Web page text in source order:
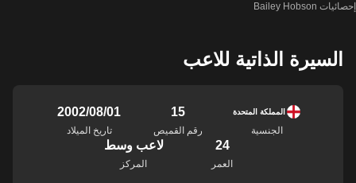
إحصائيات Bailey Hobson
السيرة الذاتية للاعب
المملكة المتحدة
الجنسية
15
رقم القميص
01‏/08‏/2002
تاريخ الميلاد
24
العمر
لاعب وسط
المركز